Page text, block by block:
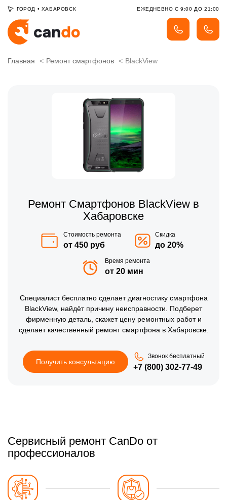
ГОРОД • ХАБАРОВСК ЕЖЕДНЕВНО С 9:00 ДО 21:00
Главная Ремонт смартфонов BlackView
Ремонт Смартфонов BlackView в
Хабаровске
Стоимость ремонта
от 450 руб
Скидка
до 20%
Время ремонта
от 20 мин
Специалист бесплатно сделает диагностику смартфона
BlackView, найдёт причину неисправности. Подберет
фирменную деталь, скажет цену ремонтных работ и
сделает качественный ремонт смартфона в Хабаровске.
Получить консультацию
Звонок бесплатный
+7 (800) 302-77-49
Сервисный ремонт CanDo от
профессионалов